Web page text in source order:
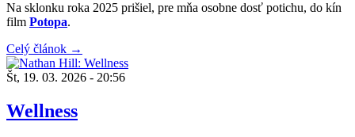
Na sklonku roka 2025 prišiel, pre mňa osobne dosť potichu, do kín
film Potopa.
Celý článok →
Št, 19. 03. 2026 - 20:56
Wellness